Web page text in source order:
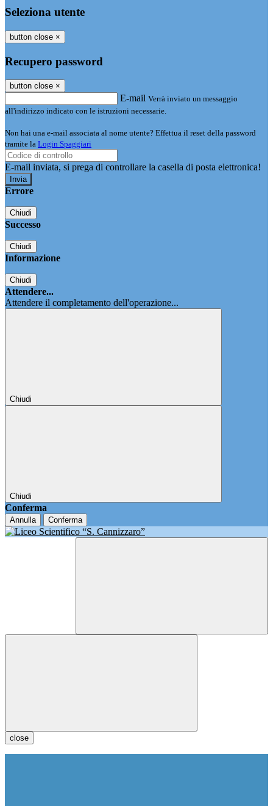
Seleziona utente
button close ×
Recupero password
button close ×
E-mail Verrà inviato un messaggio
all'indirizzo indicato con le istruzioni necessarie.
Non hai una e-mail associata al nome utente? Effettua il reset della password
tramite la Login Spaggiari
E-mail inviata, si prega di controllare la casella di posta elettronica!
Errore
Chiudi
Successo
Chiudi
Informazione
Chiudi
Attendere...
Attendere il completamento dell'operazione...
Chiudi
Chiudi
Conferma
Annulla Conferma
close